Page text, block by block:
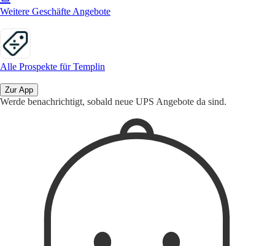
Weitere Geschäfte Angebote
Alle Prospekte für Templin
Zur App
Werde benachrichtigt, sobald neue UPS Angebote da sind.